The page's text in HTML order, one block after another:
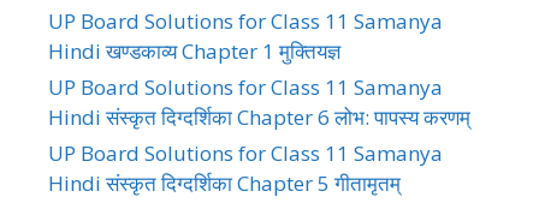
UP Board Solutions for Class 11 Samanya
Hindi खण्डकाव्य Chapter 1 मुक्तियज्ञ
UP Board Solutions for Class 11 Samanya
Hindi संस्कृत दिग्दर्शिका Chapter 6 लोभ: पापस्य करणम्
UP Board Solutions for Class 11 Samanya
Hindi संस्कृत दिग्दर्शिका Chapter 5 गीतामृतम्